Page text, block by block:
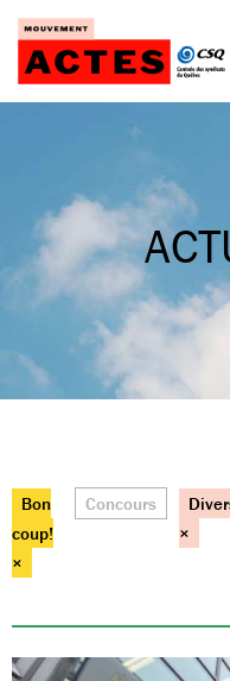
Passer
contenu
Bon
coup!
×
Concours
×